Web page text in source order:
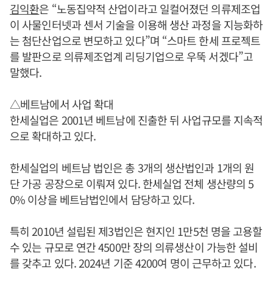
김익환은 “노동집약적 산업이라고 일컬어졌던 의류제조업
이 사물인터넷과 센서 기술을 이용해 생산 과정을 지능화하
는 첨단산업으로 변모하고 있다”며 “스마트 한세 프로젝트
를 발판으로 의류제조업계 리딩기업으로 우뚝 서겠다”고
말했다.
△베트남에서 사업 확대
한세실업은 2001년 베트남에 진출한 뒤 사업규모를 지속적
으로 확대하고 있다.
한세실업의 베트남 법인은 총 3개의 생산법인과 1개의 원
단 가공 공장으로 이뤄져 있다. 한세실업 전체 생산량의 5
0% 이상을 베트남법인에서 담당하고 있다.
특히 2010년 설립된 제3법인은 현지인 1만5천 명을 고용할
수 있는 규모로 연간 4500만 장의 의류생산이 가능한 설비
를 갖추고 있다. 2024년 기준 4200여 명이 근무하고 있다.